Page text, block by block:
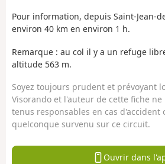
Pour information, depuis Saint-Jean-
environ 40 km en environ 1 h.
Remarque : au col il y a un refuge
altitude 563 m.
Soyez toujours prudent et prévoyant
Visorando et l'auteur de cette fiche
tenus responsables en cas d'accident
quelconque survenu sur ce circuit.
Ouvrir dans